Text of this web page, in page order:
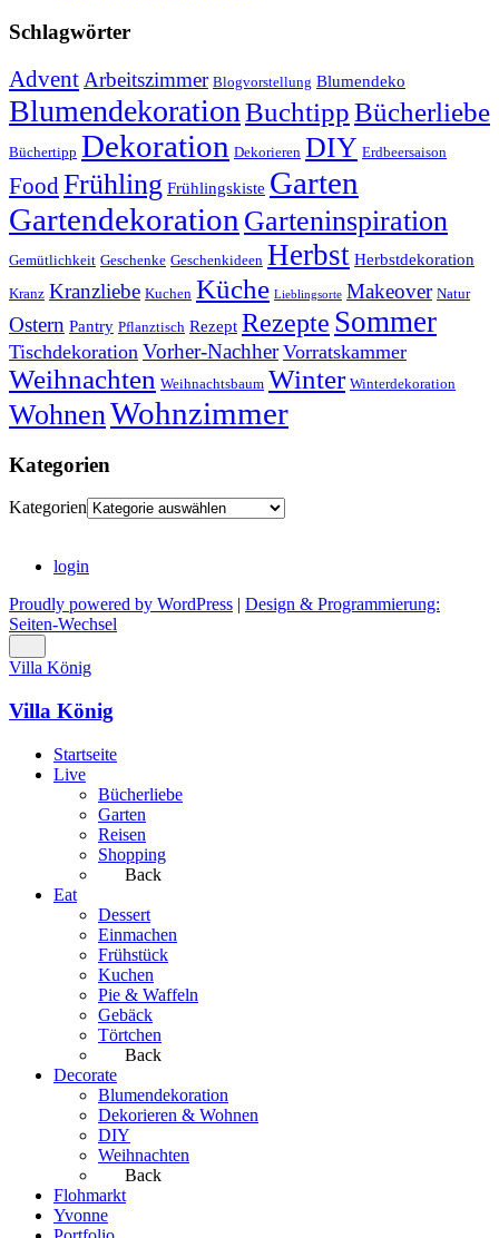
Schlagwörter
Advent Arbeitszimmer Blogvorstellung Blumendeko
Blumendekoration BuchtippBücherliebe
Büchertipp Dekoration Dekorieren DIY Erdbeersaison
FoodFrühling Frühlingskiste Garten
Gartendekoration Garteninspiration
Gemütlichkeit Geschenke Geschenkideen Herbst Herbstdekoration
Kranz Kranzliebe Kuchen Küche Lieblingsorte Makeover Natur
Ostern Pantry Pflanztisch Rezept Rezepte Sommer
Tischdekoration Vorher-Nachher Vorratskammer
Weihnachten Weihnachtsbaum Winter Winterdekoration
WohnenWohnzimmer
Kategorien
Kategorien
login
Proudly powered by WordPress
Design & Programmierung:
Seiten-Wechsel
Villa König
Villa König
Startseite
Live
Bücherliebe
Garten
Reisen
Shopping
Back
Eat
Dessert
Einmachen
Frühstück
Kuchen
Pie & Waffeln
Gebäck
Törtchen
Back
Decorate
Blumendekoration
Dekorieren & Wohnen
DIY
Weihnachten
Back
Flohmarkt
Yvonne